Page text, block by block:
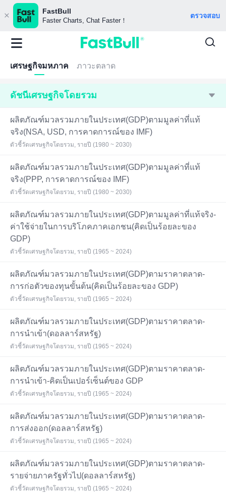
FastBull
Faster Charts, Chat Faster！
ตรวจสอบ
เศรษฐกิจมหภาค ภาวะตลาด
ดัชนีเศรษฐกิจโดยรวม
ผลิตภัณฑ์มวลรวมภายในประเทศ(GDP)ตามมูลค่าที่แท้
จริง(NSA, USD, การคาดการณ์ของ IMF)
ตัวชี้วัดเศรษฐกิจโดยรวม, รายปี (1980 ~ 2030)
ผลิตภัณฑ์มวลรวมภายในประเทศ(GDP)ตามมูลค่าที่แท้
จริง(PPP, การคาดการณ์ของ IMF)
ตัวชี้วัดเศรษฐกิจโดยรวม, รายปี (1980 ~ 2030)
ผลิตภัณฑ์มวลรวมภายในประเทศ(GDP)ตามมูลค่าที่แท้จริง-
ค่าใช้จ่ายในการบริโภคภาคเอกชน(คิดเป็นร้อยละของ
GDP)
ตัวชี้วัดเศรษฐกิจโดยรวม, รายปี (1965 ~ 2024)
ผลิตภัณฑ์มวลรวมภายในประเทศ(GDP)ตามราคาตลาด-
การก่อตัวของทุนขั้นต้น(คิดเป็นร้อยละของ GDP)
ตัวชี้วัดเศรษฐกิจโดยรวม, รายปี (1965 ~ 2024)
ผลิตภัณฑ์มวลรวมภายในประเทศ(GDP)ตามราคาตลาด-
การนำเข้า(ดอลลาร์สหรัฐ)
ตัวชี้วัดเศรษฐกิจโดยรวม, รายปี (1965 ~ 2024)
ผลิตภัณฑ์มวลรวมภายในประเทศ(GDP)ตามราคาตลาด-
การนำเข้า-คิดเป็นเปอร์เซ็นต์ของ GDP
ตัวชี้วัดเศรษฐกิจโดยรวม, รายปี (1965 ~ 2024)
ผลิตภัณฑ์มวลรวมภายในประเทศ(GDP)ตามราคาตลาด-
การส่งออก(ดอลลาร์สหรัฐ)
ตัวชี้วัดเศรษฐกิจโดยรวม, รายปี (1965 ~ 2024)
ผลิตภัณฑ์มวลรวมภายในประเทศ(GDP)ตามราคาตลาด-
รายจ่ายภาครัฐทั่วไป(ดอลลาร์สหรัฐ)
ตัวชี้วัดเศรษฐกิจโดยรวม, รายปี (1965 ~ 2024)